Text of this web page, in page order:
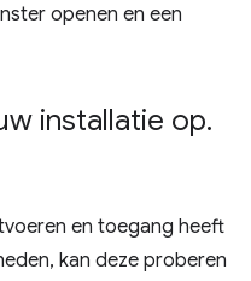
openen en een
installatie op.
en toegang heeft
kan deze proberen